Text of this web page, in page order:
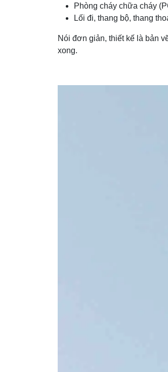
Phòng cháy chữa cháy
Lối đi, thang bộ, thang
Nói đơn giản, thiết kế là bản
xong.